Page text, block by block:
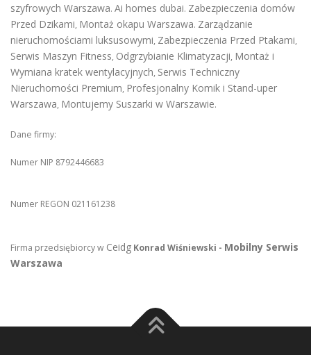
szyfrowych Warszawa. Ai homes dubai. Zabezpieczenia domów
Przed Dzikami, Montaż okapu Warszawa. Zarządzanie
nieruchomościami luksusowymi, Zabezpieczenia Przed Ptakami,
Serwis Maszyn Fitness, Odgrzybianie Klimatyzacji, Montaż i
Wymiana kratek wentylacyjnych, Serwis Techniczny
Nieruchomości Premium, Profesjonalny Komik i Stand-uper
Warszawa, Montujemy Suszarki w Warszawie.
Dane firmy:
Numer NIP 8792446683
Numer REGON 021161238
Firma przedsiębiorcy w Ceidg Konrad Wiśniewski - Mobilny Serwis
Warszawa